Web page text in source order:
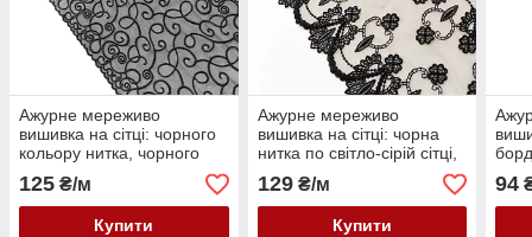
Ажурне мереживо
вишивка на сітці: чорного
кольору нитка, чорного
кольору сітка з еластаном,
ширина 22 см
125 ₴/м
Купити
Ажурне мереживо
вишивка на сітці: чорна
нитка по світло-сірій сітці,
ширина 20 см
129₴/м
Купити
94